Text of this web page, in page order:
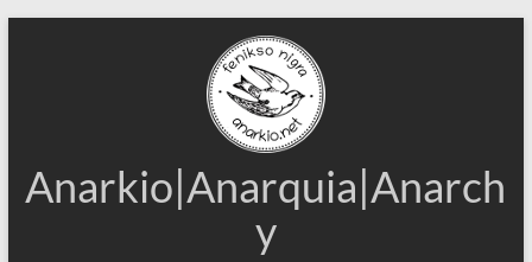
Anarkio|Anarquia|Anarch
y